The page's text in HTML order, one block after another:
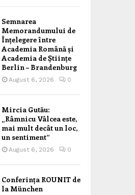
Semnarea
Memorandumului de
Înțelegere între
Academia Română și
Academia de Științe
Berlin – Brandenburg
August 6, 2026 0
Mircia Gutău:
„Râmnicu Vâlcea este,
mai mult decât un loc,
un sentiment”
August 6, 2026 0
Conferința ROUNIT de
la München